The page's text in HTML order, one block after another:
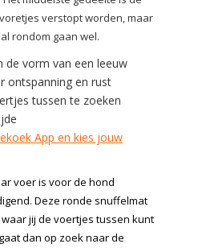
verstopt worden, maar
rondom gaan wel.
de vorm van een leeuw
ontspanning en rust
tussen te zoeken
App en kies jouw
voer is voor de hond
Deze ronde snuffelmat
jij de voertjes tussen kunt
dan op zoek naar de